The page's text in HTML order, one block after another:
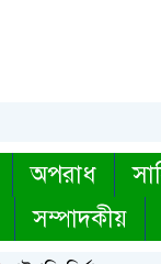
অপরাধ
সম্পাদকীয়